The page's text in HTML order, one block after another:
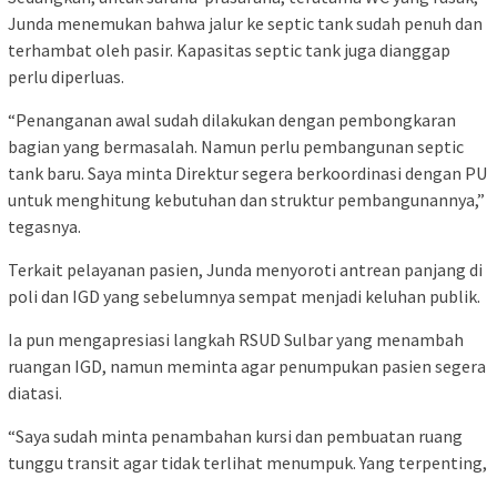
Junda menemukan bahwa jalur ke septic tank sudah penuh dan
terhambat oleh pasir. Kapasitas septic tank juga dianggap
perlu diperluas.
“Penanganan awal sudah dilakukan dengan pembongkaran
bagian yang bermasalah. Namun perlu pembangunan septic
tank baru. Saya minta Direktur segera berkoordinasi dengan PU
untuk menghitung kebutuhan dan struktur pembangunannya,”
tegasnya.
Terkait pelayanan pasien, Junda menyoroti antrean panjang di
poli dan IGD yang sebelumnya sempat menjadi keluhan publik.
Ia pun mengapresiasi langkah RSUD Sulbar yang menambah
ruangan IGD, namun meminta agar penumpukan pasien segera
diatasi.
“Saya sudah minta penambahan kursi dan pembuatan ruang
tunggu transit agar tidak terlihat menumpuk. Yang terpenting,